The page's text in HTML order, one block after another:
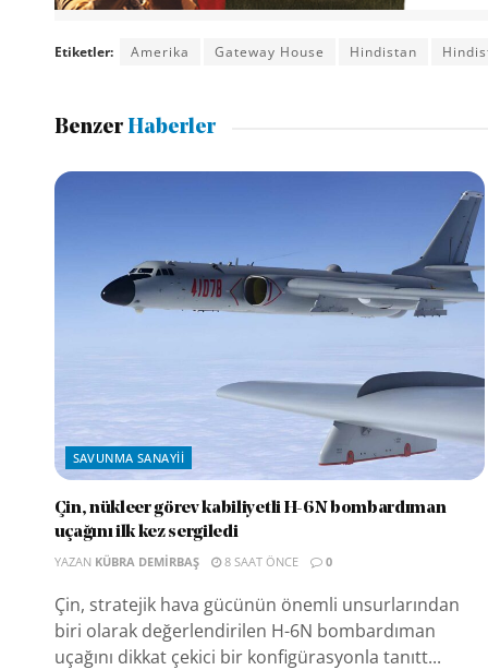
Etiketler: Amerika Gateway House Hindistan
BenzerHaberler
SAVUNMA SANAYII
Çin, nükleer görev kabiliyetli H-6N bombardıman
uçağını ilk kez sergiledi
YAZAN KÜBRA DEMIRBAŞ 8 SAAT ÖNCE 0
Çin, stratejik hava gücünün önemli unsurlarından
biri olarak değerlendirilen H-6N bombardıman
uçağını dikkat çekici bir konfigürasyonla tanıtt...